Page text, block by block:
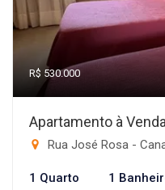
R$ 530.000
Apartamento à
Rua José Rosa -
1 Quarto 1